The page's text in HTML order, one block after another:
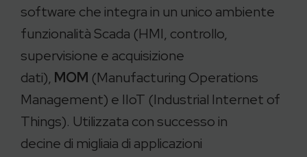
software che integra in un unico ambiente
funzionalità Scada (HMI, controllo,
supervisione e acquisizione
dati), MOM (Manufacturing Operations
Management) e IIoT (Industrial Internet of
Things). Utilizzata con successo in
decine di migliaia di applicazioni